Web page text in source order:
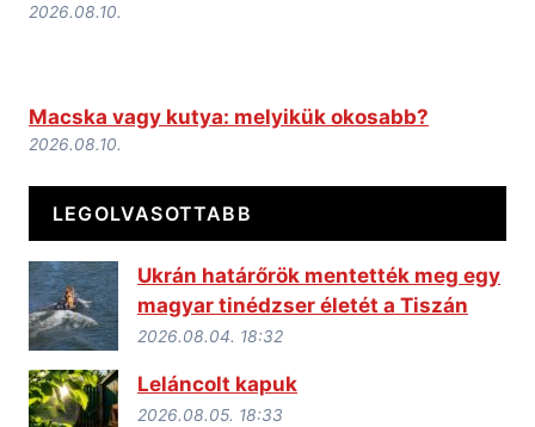
2026.08.10.
Macska vagy kutya: melyikük okosabb?
2026.08.10.
LEGOLVASOTTABB
Ukrán határőrök mentették meg egy
magyar tinédzser életét a Tiszán
2026.08.04. 18:32
Leláncolt kapuk
2026.08.05. 18:33